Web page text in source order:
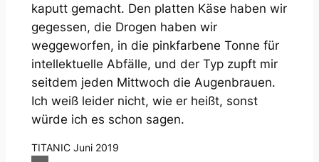
kaputt gemacht. Den platten Käse haben wir
gegessen, die Drogen haben wir
weggeworfen, in die pinkfarbene Tonne für
intellektuelle Abfälle, und der Typ zupft mir
seitdem jeden Mittwoch die Augenbrauen.
Ich weiß leider nicht, wie er heißt, sonst
würde ich es schon sagen.
TITANIC Juni 2019